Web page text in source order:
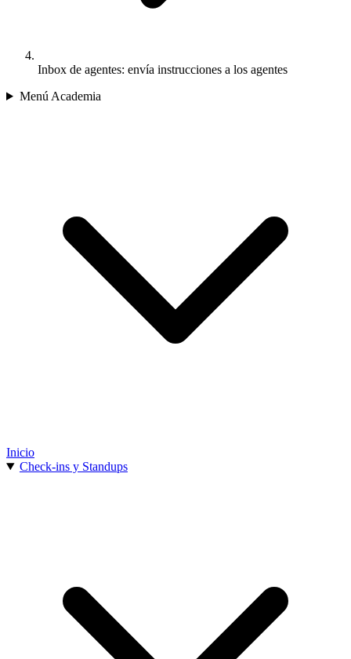
Inbox de agentes: envía instrucciones a los agentes
Menú Academia
Inicio
Check-ins y Standups